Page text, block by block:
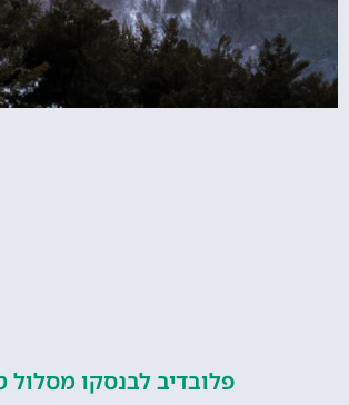
פלובדיב לבנסקו מסלול טיול